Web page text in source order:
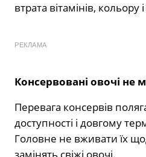
втрата вітамінів, кольору
РЕКЛАМА
Консервовані овочі не
Перевага консервів
доступності і довгому
Головне не вживати їх